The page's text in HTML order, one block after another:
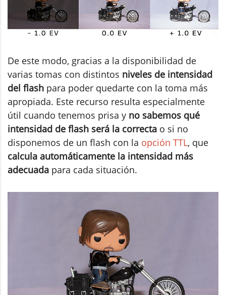
De este modo, gracias a la disponibilidad de
varias tomas con distintos niveles de intensidad
del flash para poder quedarte con la toma más
apropiada. Este recurso resulta especialmente
útil cuando tenemos prisa y no sabemos qué
intensidad de flash será la correcta o si no
disponemos de un flash con la opción TTL, que
calcula automáticamente la intensidad más
adecuada para cada situación.